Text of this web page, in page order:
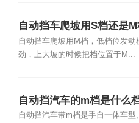
自动挡车爬坡用S档还是M
自动挡车爬坡用M档，低档位发动
劲，上大坡的时候把档位置于M...
自动挡汽车的m档是什么
自动挡汽车带m档是手自一体车型